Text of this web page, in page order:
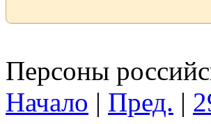
Персоны
Начало | Пред. |